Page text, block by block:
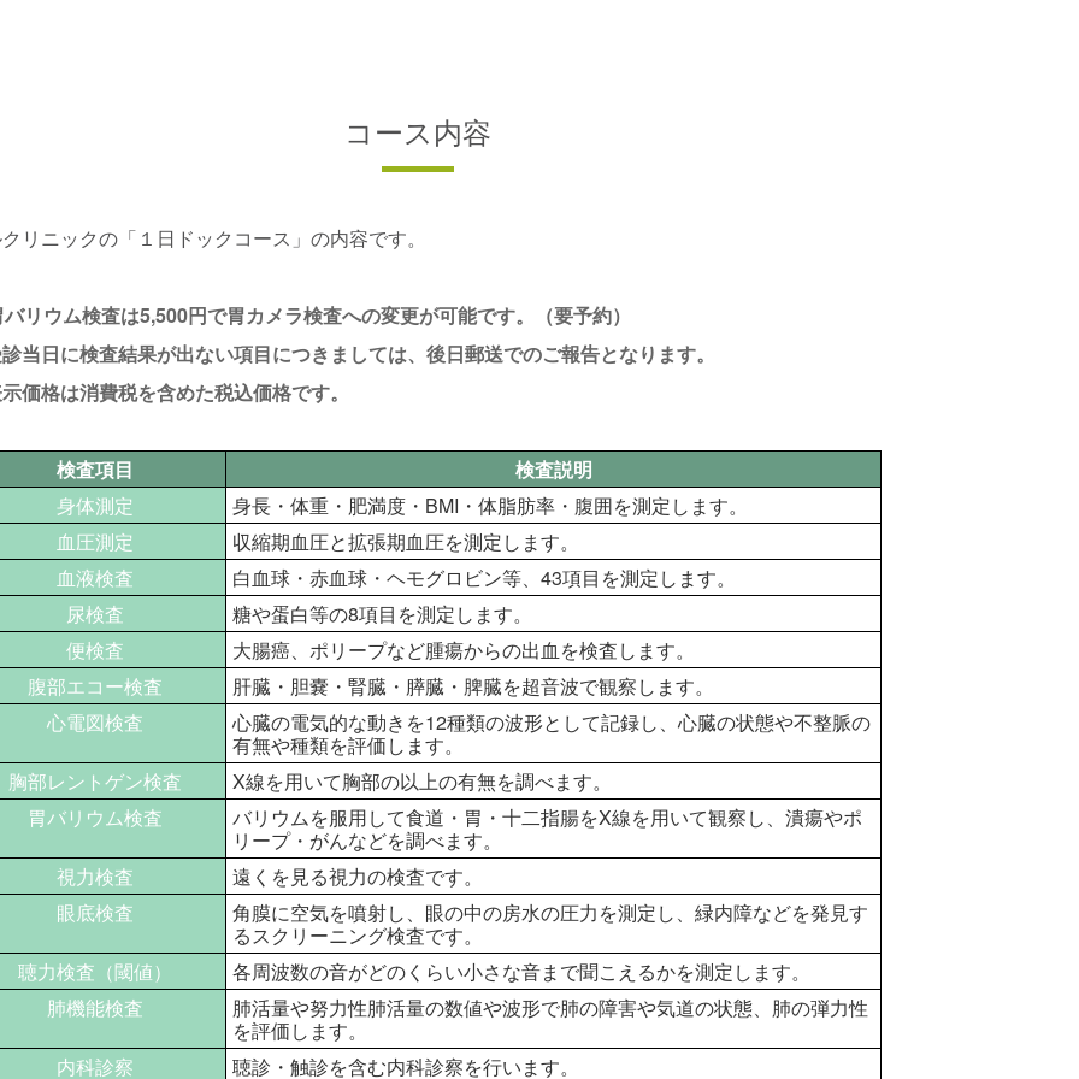
コース内容
リニックの「１日ドックコース」の内容です。
バリウム検査は5,500円で胃カメラ検査への変更が可能です。（要予約）
診当日に検査結果が出ない項目につきましては、後日郵送でのご報告となります。
示価格は消費税を含めた税込価格です。
検査項目
検査説明
身体測定
身長・体重・肥満度・BMI・体脂肪率・腹囲を測定します。
血圧測定
収縮期血圧と拡張期血圧を測定します。
血液検査
白血球・赤血球・ヘモグロビン等、43項目を測定します。
尿検査
糖や蛋白等の8項目を測定します。
便検査
大腸癌、ポリープなど腫瘍からの出血を検査します。
腹部エコー検査
肝臓・胆嚢・腎臓・膵臓・脾臓を超音波で観察します。
心電図検査
心臓の電気的な動きを12種類の波形として記録し、心臓の状態や不整脈の
有無や種類を評価します。
胸部レントゲン検査
X線を用いて胸部の以上の有無を調べます。
胃バリウム検査
バリウムを服用して食道・胃・十二指腸をX線を用いて観察し、潰瘍やポ
リープ・がんなどを調べます。
視力検査
遠くを見る視力の検査です。
眼底検査
角膜に空気を噴射し、眼の中の房水の圧力を測定し、緑内障などを発見す
るスクリーニング検査です。
聴力検査（閾値）
各周波数の音がどのくらい小さな音まで聞こえるかを測定します。
肺機能検査
肺活量や努力性肺活量の数値や波形で肺の障害や気道の状態、肺の弾力性
を評価します。
内科診察
聴診・触診を含む内科診察を行います。